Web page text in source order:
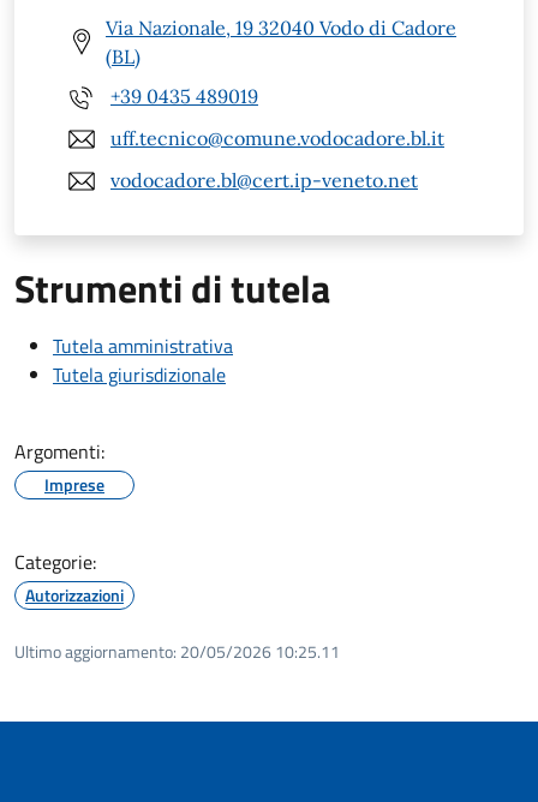
Via Nazionale, 19 32040 Vodo di Cadore
(BL)
+39 0435 489019
uff.tecnico@comune.vodocadore.bl.it
vodocadore.bl@cert.ip-veneto.net
Strumenti di tutela
Tutela amministrativa
Tutela giurisdizionale
Argomenti:
Imprese
Categorie:
Autorizzazioni
Ultimo aggiornamento: 20/05/2026 10:25.11